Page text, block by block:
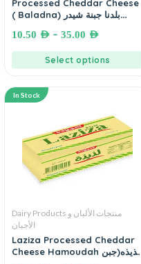
Processed Cheddar Cheese
( Baladna) بلدنا جبنة شيدر
10.50 AED – 35.00 AED
Select options
In Stock
Dairy Products منتجات الألبان و
الأجبان
Laziza Processed Cheddar
Cheese Hamoudah لذيذه(جبن